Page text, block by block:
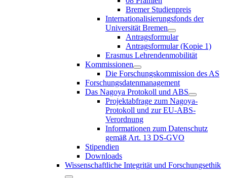
Bremer Studienpreis
Internationalisierungsfonds der
Universität Bremen
Antragsformular
Antragsformular (Kopie 1)
Erasmus Lehrendenmobilität
Kommissionen
Die Forschungskommission des AS
Forschungsdatenmanagement
Das Nagoya Protokoll und ABS
Projektabfrage zum Nagoya-
Protokoll und zur EU-ABS-
Verordnung
Informationen zum Datenschutz
gemäß Art. 13 DS-GVO
Stipendien
Downloads
Wissenschaftliche Integrität und Forschungsethik